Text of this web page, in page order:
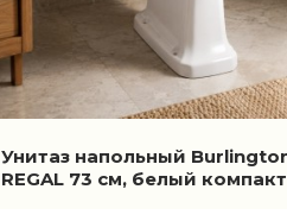
Унитаз напольный
REGAL 73 см, белый компакт